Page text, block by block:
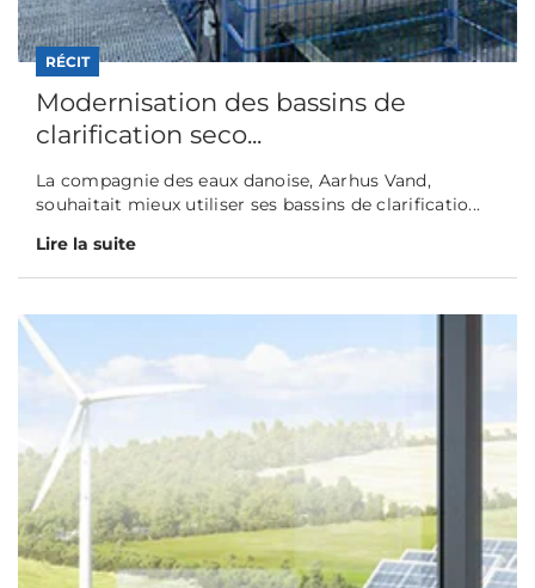
RÉCIT
Modernisation des bassins de
clarification seco...
La compagnie des eaux danoise, Aarhus Vand,
souhaitait mieux utiliser ses bassins de clarificatio...
Lire la suite